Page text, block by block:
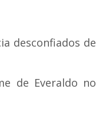
desconfiados de
de Everaldo no